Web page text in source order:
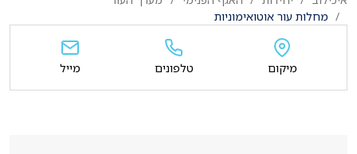
מחלות עור אוטואימוניות
מיקום טלפונים מייל